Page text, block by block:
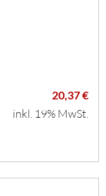
20,37 €
inkl. 19% MwSt.